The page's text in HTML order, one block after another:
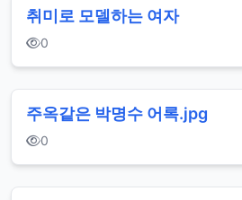
취미로 모델하는 여자
0
주옥같은 박명수 어록.jpg
0